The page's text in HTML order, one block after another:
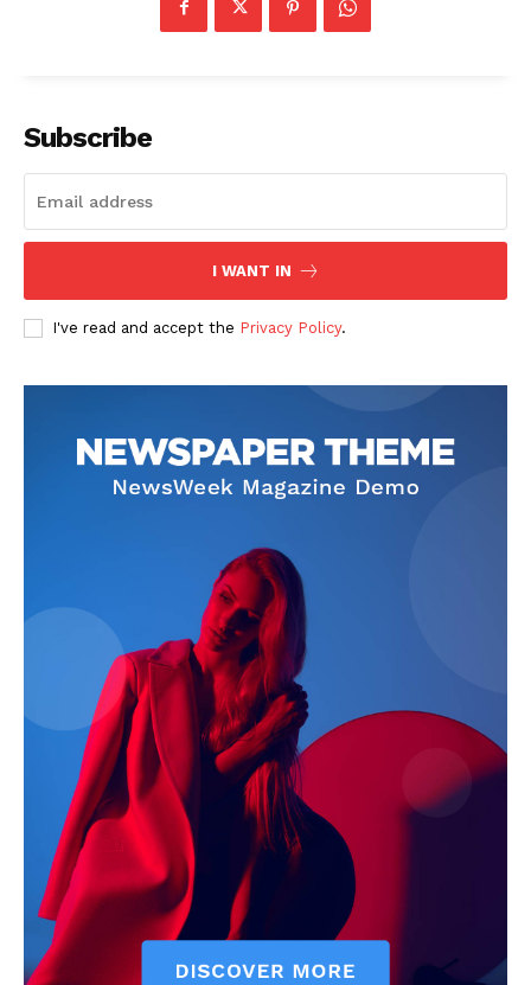
Subscribe
I WANT IN
I've read and accept the Privacy Policy.